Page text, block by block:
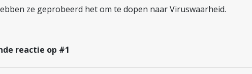
ze geprobeerd het om te dopen naar Viruswaarheid.
reactie op #1